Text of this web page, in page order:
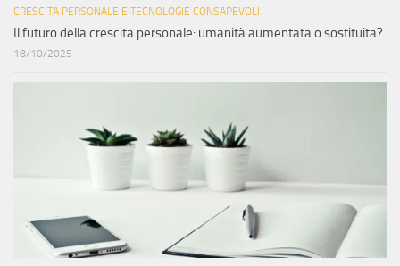
CRESCITA PERSONALE E TECNOLOGIE CONSAPEVOLI
Il futuro della crescita personale: umanità aumentata o sostituita?
18/10/2025